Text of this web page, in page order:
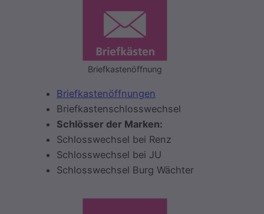
Briefkastenöffnung
Briefkastenöffnungen
Briefkastenschlosswechsel
Schlösser der Marken:
Schlosswechsel bei Renz
Schlosswechsel bei JU
Schlosswechsel Burg Wächter